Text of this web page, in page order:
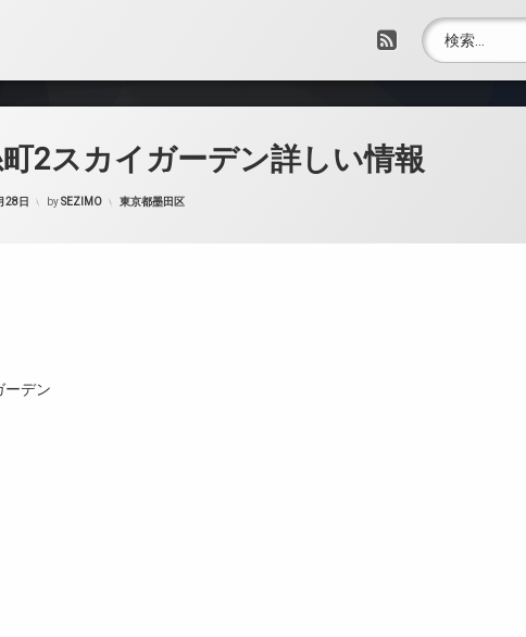
RSS
検索:
2スカイガーデン詳しい情報
28日 bySEZIMO カテゴリー:
東京都墨田区
ーデン